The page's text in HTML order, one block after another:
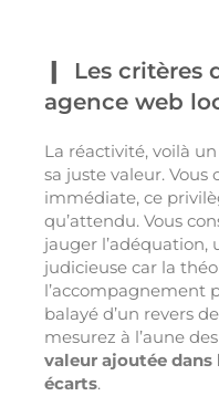
Les critères
agence web
La réactivité, voilà
sa juste valeur.
immédiate, ce
qu’attendu. Vous
jauger
judicieuse car la
l’accompagnement
balayé d’un revers
mesurez à l’aune
valeur ajoutée
écarts.